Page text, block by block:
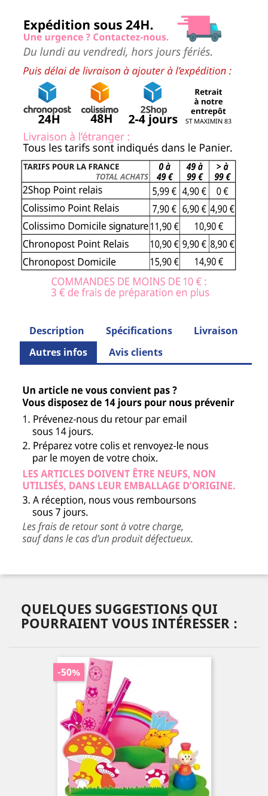
Description Spécifications
Livraison
Autres infos
Avis clients
QUELQUES SUGGESTIONS QUI
POURRAIENT VOUS INTÉRESSER :
-50%